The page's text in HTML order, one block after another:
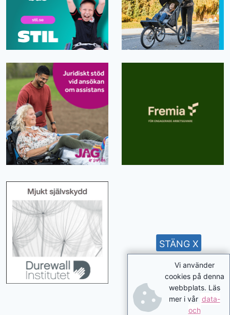
Vi använder
cookies på denna
webbplats. Läs
mer i vår data-
och
STÄNG X